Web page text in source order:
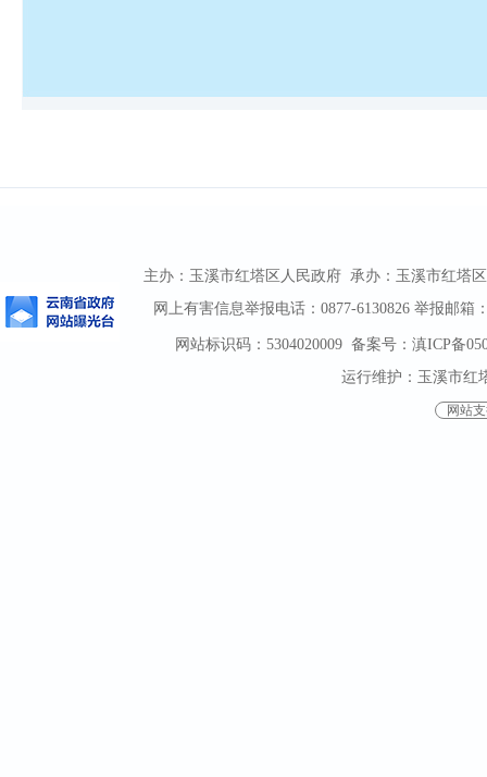
主办：玉溪市红塔区人民政府 承办：玉溪市红塔
网上有害信息举报电话：0877-6130826 举报邮箱
网站标识码：5304020009 备案号：滇ICP备
运行维护：玉溪市红
网站